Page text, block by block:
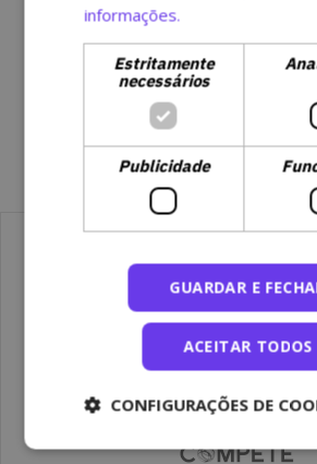
Li, compreendi e aceito os
Condições
informações.
Estritamente
necessários
Publicidade
GUARDAR E
ACEITAR TODOS
CONFIGURAÇÕES DE